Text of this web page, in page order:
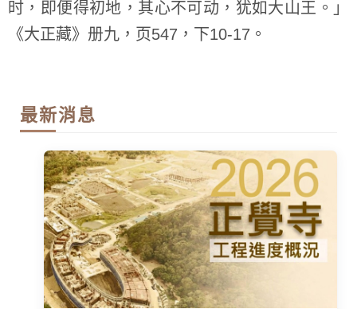
时，即便得初地，其心不可动，犹如大山王。」
《大正藏》册九，页547，下10-17。
最新消息